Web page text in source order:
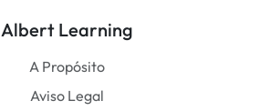
Albert Learning
A Propósito
Aviso Legal